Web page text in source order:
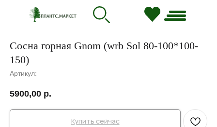
Сосна горная Gnom (wrb Sol 80-100*100-
150)
Артикул:
5900,00 р.
Купить сейчас